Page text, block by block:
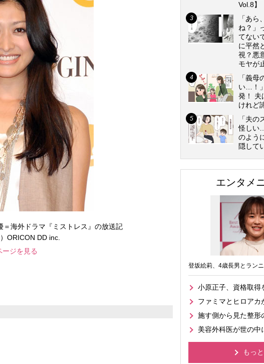
海外ドラマ『ミストレス』の放送記
ORICON DD inc.
ージを見る
Vol.8】
「あら
ね？」
てない
に平然
視？悪
モヤが
「義母
い…！
発！ 夫
けれど
「夫
怪しい
のよう
隠して
エンタメ
登坂絵莉、4歳長男とラン
小原正子、資格取得
ファミマとヒロアカ
施す側から見た整形
美容外科医が世の中
もっ